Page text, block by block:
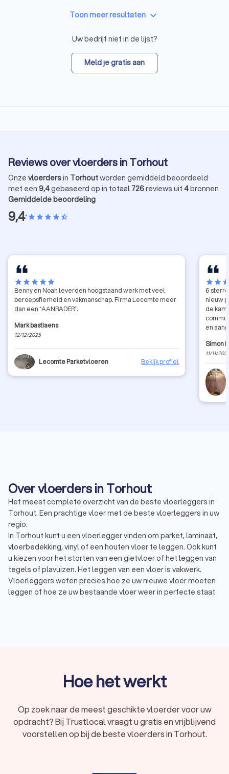
Toon meer resultaten keyboard_arrow_down
Uw bedrijf niet in de lijst?
Meld je gratis aan
Reviews over vloerders in Torhout
Onze vloerdersin Torhoutworden gemiddeld beoordeeld
met een 9,4gebaseerd op in totaal 726reviews uit 4bronnen
Gemiddelde beoordeling
9,4•starstarstarstarstar_half
starstarstarstarstar
Benny en Noah leverden hoogstaand werk met veel
beroepsfierheid en vakmanschap. Firma Lecomte meer
dan een “AANRADER”.
Mark bastiaens
12/12/2025
Lecomte Parketvloeren Bekijk profiel
starstar
6
nieuw
de
en
bedrag
stond.
Simon
11/11/
Over vloerders in Torhout
Het meest complete overzicht van de beste vloerleggers in
Torhout. Een prachtige vloer met de beste vloerleggers in uw
regio.
In Torhout kunt u een vloerlegger vinden om parket, laminaat,
vloerbedekking, vinyl of een houten vloer te leggen. Ook kunt
u kiezen voor het storten van een gietvloer of het leggen van
tegels of plavuizen. Het leggen van een vloer is vakwerk.
Vloerleggers weten precies hoe ze uw nieuwe vloer moeten
leggen of hoe ze uw bestaande vloer weer in perfecte staat
diktes, breedtes, en kleuren en u kunt kiezen uit onder
vloer.
PVC, zeil of vinyl: PVC, zeil, of vinyl vloeren zijn allerlei
vormen van een kunststof vloer. Deze vloeren zijn
Hoe het werkt
Op zoek naar de meest geschikte vloerder voor uw
opdracht? Bij Trustlocal vraagt u gratis en vrijblijvend
voorstellen op bij de beste vloerders in Torhout.